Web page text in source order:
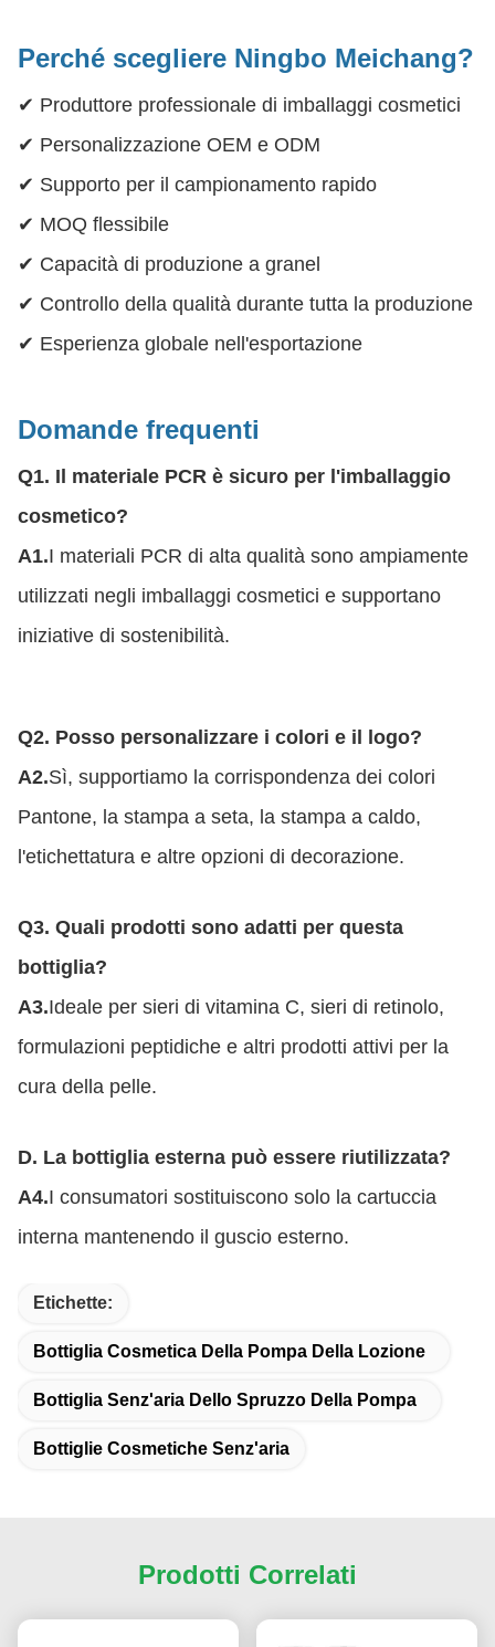
Perché scegliere Ningbo Meichang?
✔ Produttore professionale di imballaggi cosmetici
✔ Personalizzazione OEM e ODM
✔ Supporto per il campionamento rapido
✔ MOQ flessibile
✔ Capacità di produzione a granel
✔ Controllo della qualità durante tutta la produzione
✔ Esperienza globale nell'esportazione
Domande frequenti
Q1. Il materiale PCR è sicuro per l'imballaggio
cosmetico?
A1.I materiali PCR di alta qualità sono ampiamente
utilizzati negli imballaggi cosmetici e supportano
iniziative di sostenibilità.
Q2. Posso personalizzare i colori e il logo?
A2.Sì, supportiamo la corrispondenza dei colori
Pantone, la stampa a seta, la stampa a caldo,
l'etichettatura e altre opzioni di decorazione.
Q3. Quali prodotti sono adatti per questa
bottiglia?
A3.Ideale per sieri di vitamina C, sieri di retinolo,
formulazioni peptidiche e altri prodotti attivi per la
cura della pelle.
D. La bottiglia esterna può essere riutilizzata?
A4.I consumatori sostituiscono solo la cartuccia
interna mantenendo il guscio esterno.
Etichette:
Bottiglia Cosmetica Della Pompa Della Lozione
Bottiglia Senz'aria Dello Spruzzo Della Pompa
Bottiglie Cosmetiche Senz'aria
Prodotti Correlati